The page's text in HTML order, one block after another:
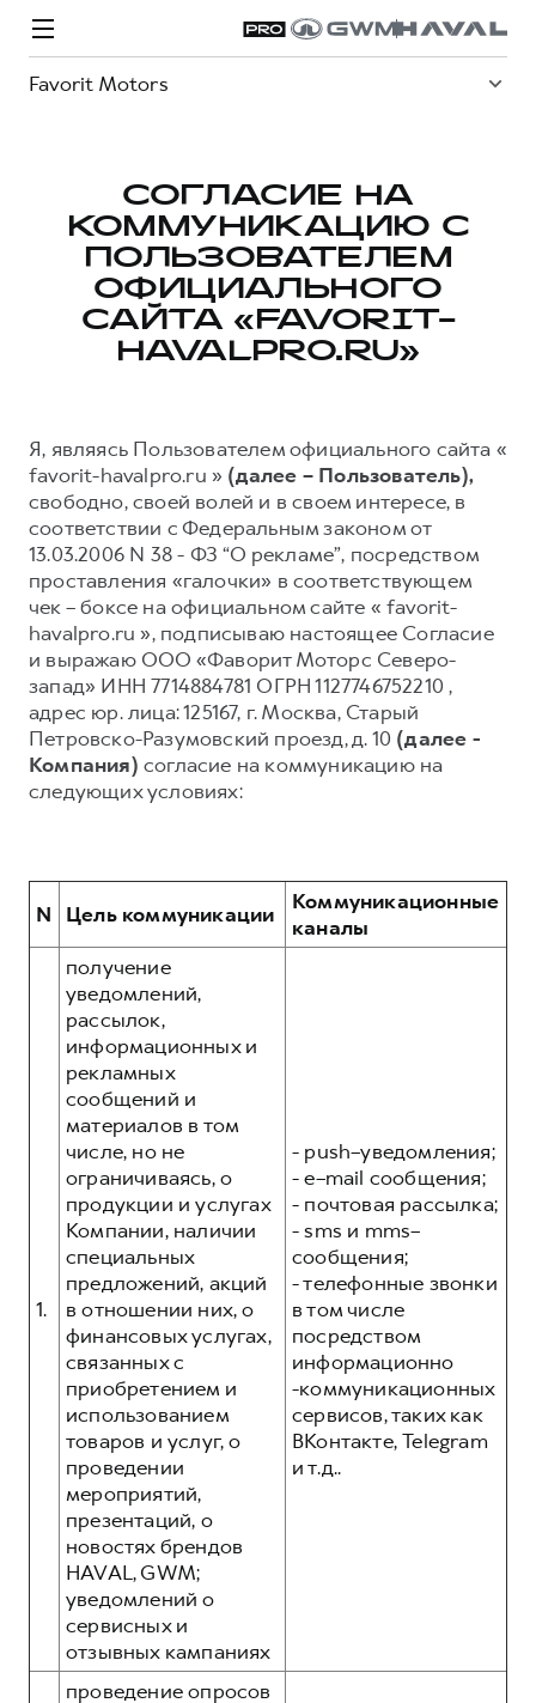
Favorit Motors
Модели
H3
от 2 499 000 ₽
H5
от 4 049 000 ₽
H7
от 3 799 000 ₽
H9
от 4 799 000 ₽
Покупателям
ВЫБОР И ПОКУПКА
Аксессуары HAVAL
Каталоги и прайс-листы
Программа «HAVAL Защита+»
Тест-драйв
Трейд-ин
КРЕДИТ И СТРАХОВАНИЕ
Кредитный калькулятор
Страхование
Кредит
КОРПОРАТИВНЫМ КЛИЕНТАМ
Для малого бизнеса
Корпоративным клиентам
Крупным корпоративным клиентам
Система управления автопарком GWM Fleet
Сервис для корпоративных клиентов
HAVAL Лизинг
АКСЕССУАРЫ HAVAL
Автомобильные аксессуары
Коллекция PRO
Коллекция Базовая
Коллекция Детская
Владельцам
СЕРВИС
Моторное масло
Стоимость ТО
СЕРВИСНОЕ ОБСЛУЖИВАНИЕ
Нулевое ТО
Программа «Помощь на дороге»
Регламенты технического обслуживания
Электронный ПТС
ПОДДЕРЖКА
Гарантия HAVAL
Мобильное приложение GWM
Программа «HAVAL Защита+»
Руководства по эксплуатации
Подписки
АКСЕССУАРЫ HAVAL
Автомобильные аксессуары
Коллекция PRO
Коллекция Базовая
Коллекция Детская
Спецпредложения
СПЕЦПРЕДЛОЖЕНИЯ
О дилере
БРЕНД HAVAL
О GWM
ИНФОРМАЦИЯ О ДИЛЕРЕ
О дилере
Наша команда
Контакты
СОГЛАСИЕ НА
КОММУНИКАЦИЮ С
ПОЛЬЗОВАТЕЛЕМ
ОФИЦИАЛЬНОГО
САЙТА «FAVORIT-
HAVALPRO.RU»
Я, являясь Пользователем официального сайта «
favorit-havalpro.ru » (далее – Пользователь),
свободно, своей волей и в своем интересе, в
соответствии с Федеральным законом от
13.03.2006 N 38 - ФЗ “О рекламе”, посредством
проставления «галочки» в соответствующем
чек – боксе на официальном сайте « favorit-
havalpro.ru », подписываю настоящее Согласие
и выражаю ООО «Фаворит Моторс Северо-
запад» ИНН 7714884781 ОГРН 1127746752210 ,
адрес юр. лица: 125167, г. Москва, Старый
Петровско-Разумовский проезд, д. 10 (далее -
Компания) согласие на коммуникацию на
следующих условиях:
N Цель коммуникации
Коммуникационные
каналы
1.
получение
уведомлений,
рассылок,
информационных и
рекламных
сообщений и
материалов в том
числе, но не
ограничиваясь, о
продукции и услугах
Компании, наличии
специальных
предложений, акций
в отношении них, о
финансовых услугах,
связанных с
приобретением и
использованием
товаров и услуг, о
проведении
мероприятий,
презентаций, о
новостях брендов
HAVAL, GWM;
уведомлений о
сервисных и
отзывных кампаниях
- push–уведомления;
- e–mail сообщения;
- почтовая рассылка;
- sms и mms–
сообщения;
- телефонные звонки
в том числе
посредством
информационно
-коммуникационных
сервисов, таких как
ВКонтакте, Telegram
и т.д..
проведение опросов